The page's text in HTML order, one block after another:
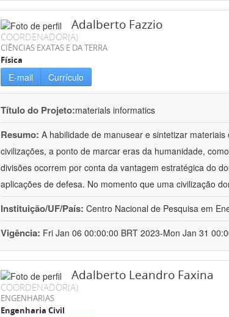
Adalberto Fazzio
COORDENADOR(A)
CIÊNCIAS EXATAS E DA TERRA
Física
E-mail Currículo
Título do Projeto:materials informatics
Resumo: A habilidade de manusear e sintetizar
civilizações, a ponto de marcar eras da humanidade,
divisões ocorrem por conta da vantagem estratégica do
aplicações de defesa. No momento que uma civilização
Instituição/UF/País: Centro Nacional de Pesquisa em
Vigência: Fri Jan 06 00:00:00 BRT 2023-Mon Jan 31
Adalberto Leandro Faxina
COORDENADOR(A)
ENGENHARIAS
Engenharia Civil